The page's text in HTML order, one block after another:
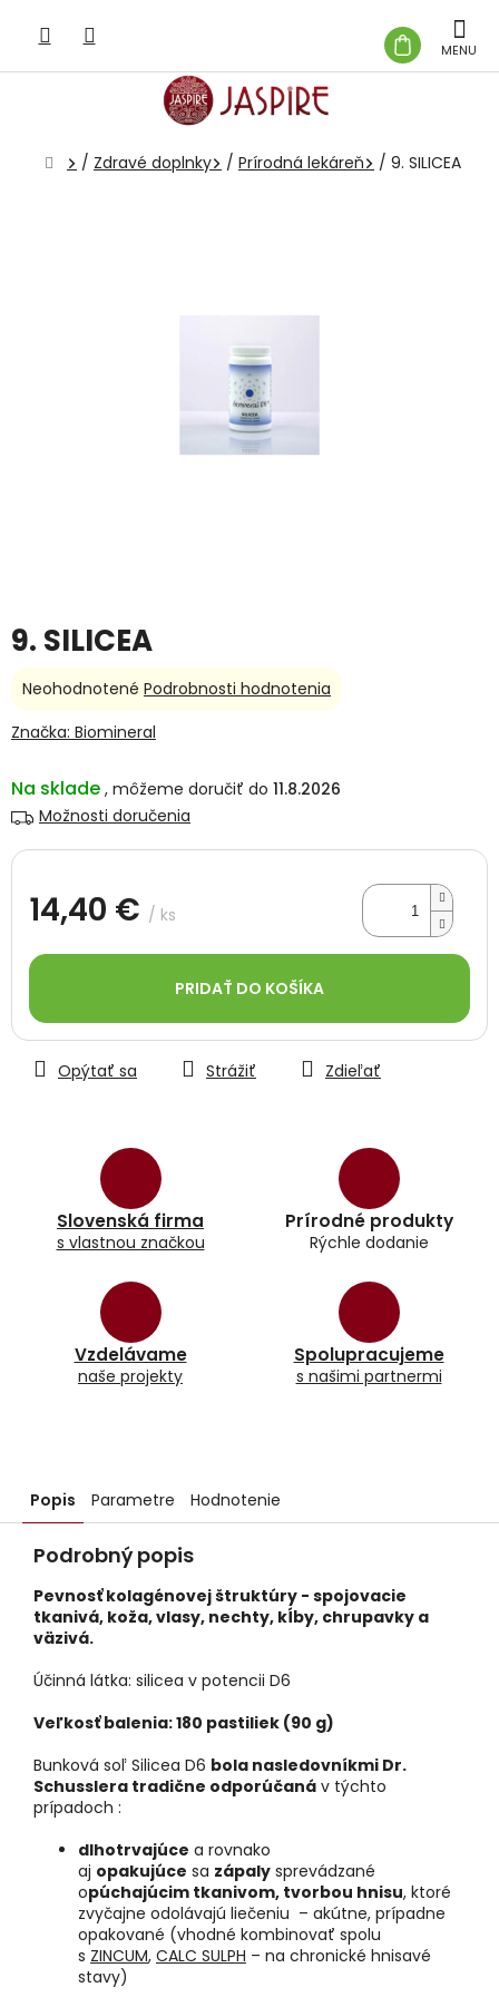
obsah
KOŠÍK
Domov
/ Zdravé doplnky / Prírodná lekáreň / 9. SILICEA
9. SILICEA
Na sklade
11.8.2026
Možnosti doručenia
14,40 € / ks
cena:
PRIDAŤ DO KOŠÍKA
Slovenská firma
s vlastnou značkou
Prírodné produkty
Rýchle dodanie
Vzdelávame
naše projekty
Spolupracujeme
s našimi partnermi
Opýtať sa Strážiť Zdieľať
Priemerné
produktu
z
5
Neohodnotené Podrobnosti hodnotenia
Značka: Biomineral
Popis Parametre Hodnotenie
Podrobný popis
Pevnosť kolagénovej štruktúry - spojovacie
tkanivá, koža, vlasy, nechty, kĺby, chrupavky a
väzivá.
Účinná látka: silicea v potencii D6
Veľkosť balenia: 180 pastiliek (90 g)
Bunková soľ Silicea D6 bola nasledovníkmi Dr.
Schusslera tradične odporúčaná v týchto
prípadoch :
dlhotrvajúce a rovnako
aj opakujúce sa zápaly sprevádzané
opúchajúcim tkanivom, tvorbou hnisu, ktoré
zvyčajne odolávajú liečeniu – akútne, prípadne
opakované (vhodné kombinovať spolu
s ZINCUM, CALC SULPH – na chronické hnisavé
stavy)